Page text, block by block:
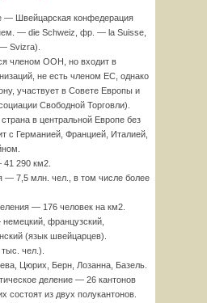
— Швейцарская конфедерация
— die Schweiz, фр. — la Suisse,
Svizra).
членом ООН, но входит в
не есть членом ЕС, однако
участвует в Совете Европы и
Свободной Торговли).
в центральной Европе без
с Германией, Францией, Италией,
290 км2.
— 7,5 млн. чел., в том числе более
— 176 человек на км2.
французский,
(язык швейцарцев).
чел.).
Цюрих, Берн, Лозанна, Базель.
деление — 26 кантонов
состоят из двух полукантонов.